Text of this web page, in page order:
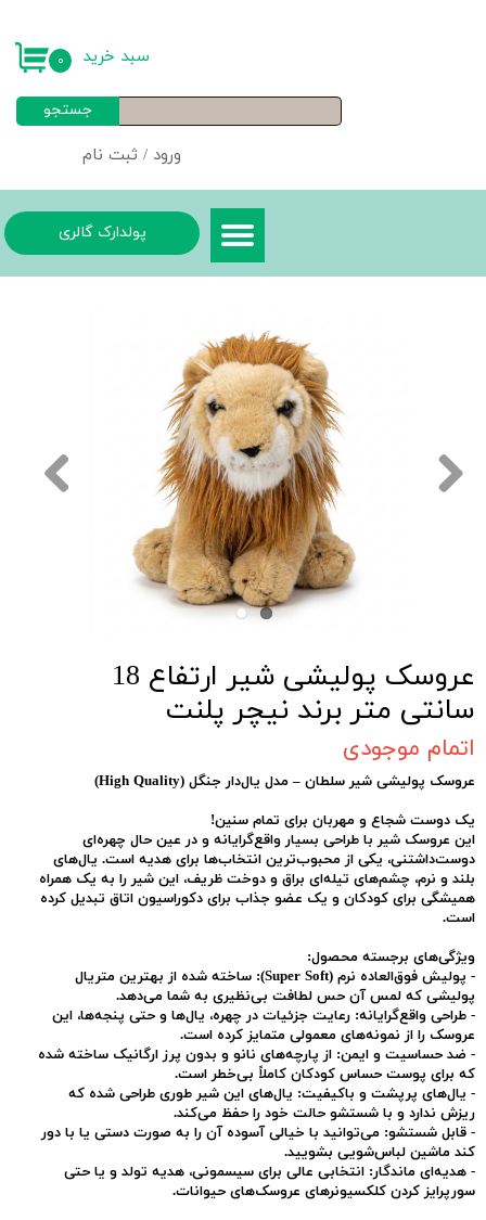
ورود / ثبت نام
خروج از حساب کاربری
جستجو
۰ سبد خرید
پولدارک گالری
عروسک پولیشی شیر ارتفاع 18
سانتی متر برند نیچر پلنت
اتمام موجودی
عروسک پولیشی شیر سلطان – مدل یال‌دار جنگل (High Quality)
یک دوست شجاع و مهربان برای تمام سنین!
این عروسک شیر با طراحی بسیار واقع‌گرایانه و در عین حال چهره‌ای
دوست‌داشتنی، یکی از محبوب‌ترین انتخاب‌ها برای هدیه است. یال‌های
بلند و نرم، چشم‌های تیله‌ای براق و دوخت ظریف، این شیر را به یک همراه
همیشگی برای کودکان و یک عضو جذاب برای دکوراسیون اتاق تبدیل کرده
است.
ویژگی‌های برجسته محصول:
- پولیش فوق‌العاده نرم (Super Soft):
ساخته شده از بهترین متریال
پولیشی که لمس آن حس لطافت بی‌نظیری به شما می‌دهد.
-طراحی واقع‌گرایانه: رعایت جزئیات در چهره، یال‌ها و حتی پنجه‌ها، این
عروسک را از نمونه‌های معمولی متمایز کرده است.
- ضد حساسیت و ایمن: از پارچه‌های نانو و بدون پرز ارگانیک ساخته شده
که برای پوست حساس کودکان کاملاً بی‌خطر است.
- یال‌های پرپشت و باکیفیت: یال‌های این شیر طوری طراحی شده که
ریزش ندارد و با شستشو حالت خود را حفظ می‌کند.
-قابل شستشو: می‌توانید با خیالی آسوده آن را به صورت دستی یا با دور
کند ماشین لباس‌شویی بشویید.
-هدیه‌ای ماندگار: انتخابی عالی برای سیسمونی، هدیه تولد و یا حتی
سورپرایز کردن کلکسیونرهای عروسک‌های حیوانات.